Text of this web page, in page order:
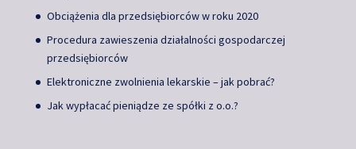
Obciążenia dla przedsiębiorców w roku 2020
Procedura zawieszenia działalności gospodarczej
przedsiębiorców
Elektroniczne zwolnienia lekarskie – jak pobrać?
Jak wypłacać pieniądze ze spółki z o.o.?